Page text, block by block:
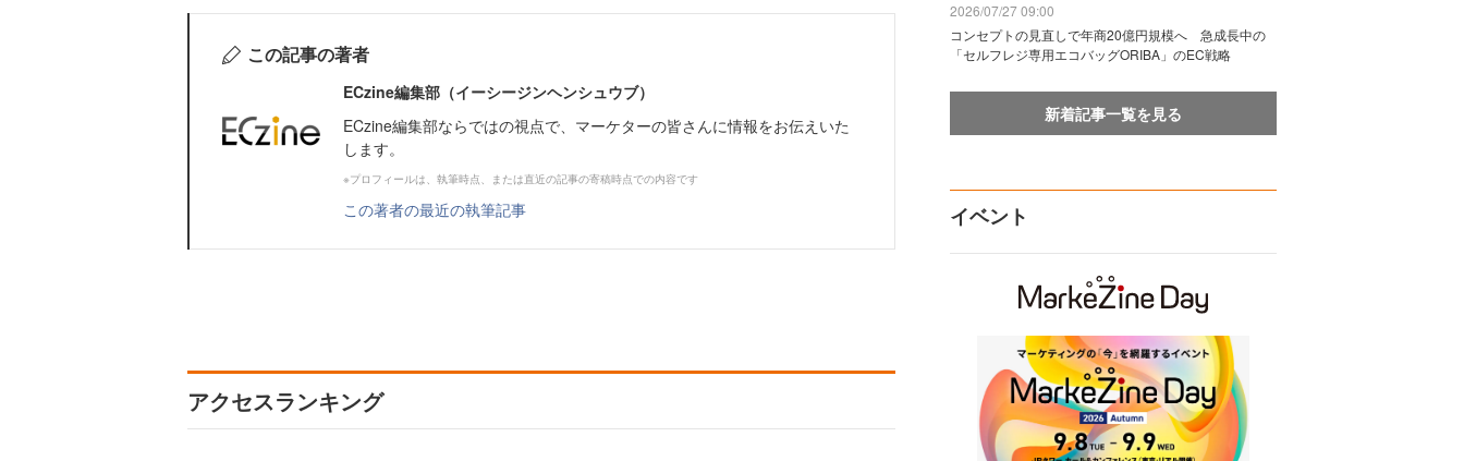
この記事の著者
ECzine編集部（イーシージンヘンシュウブ）
ECzine編集部ならではの視点で、マーケターの皆さんに情報をお伝えいた
します。
※プロフィールは、執筆時点、または直近の記事の寄稿時点での内容です
この著者の最近の執筆記事
アクセスランキング
2026/07/27 09:00
コンセプトの見直しで年商20億円規模へ 急成長中の
「セルフレジ専用エコバッグORIBA」のEC戦略
新着記事一覧を見る
イベント